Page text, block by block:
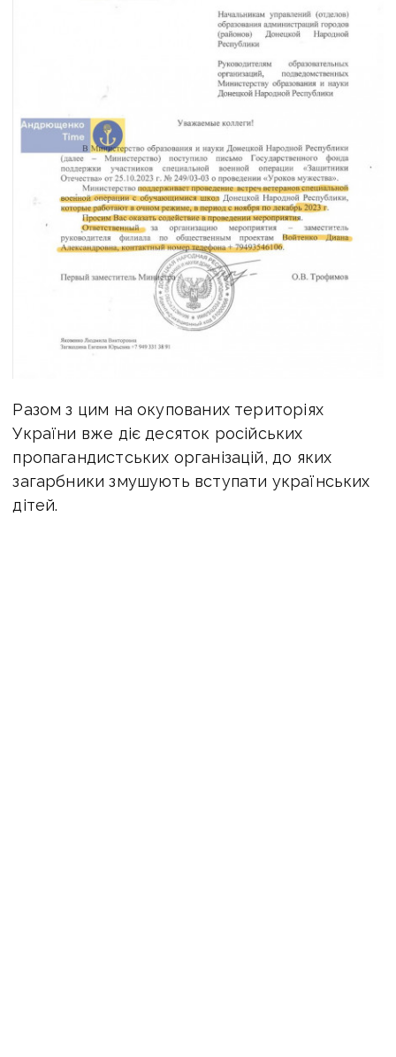
Разом з цим на окупованих територіях
України вже діє десяток російських
пропагандистських організацій, до яких
загарбники змушують вступати українських
дітей.